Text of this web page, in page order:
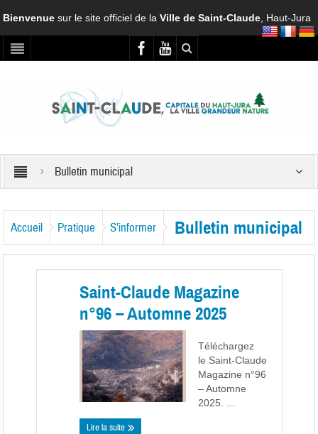
Bienvenuesur le site officiel de laVille de Saint-Claude , Haut-Jura
Bulletin municipal
Accueil Pratique S’informer Bulletin municipal
Saint-Claude Magazine
n°96 – Automne 2025
Téléchargez
le Saint-Claude
Magazine n°96
– Automne
2025. ...
Lire la suite